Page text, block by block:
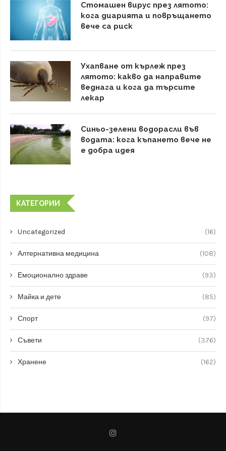
Стомашен вирус през лятото:
кога диарията и повръщането
вече са риск
Ухапване от кърлеж през
лятото: какво да направите
веднага и кога да търсите
лекар
Синьо-зелени водорасли във
водата: кога къпането вече не
е добра идея
КАТЕГОРИИ
Uncategorized (16)
Алтернативна медицина (108)
Емоционално здраве (93)
Майка и дете (85)
Спорт (97)
Съвети (376)
Хранене (162)